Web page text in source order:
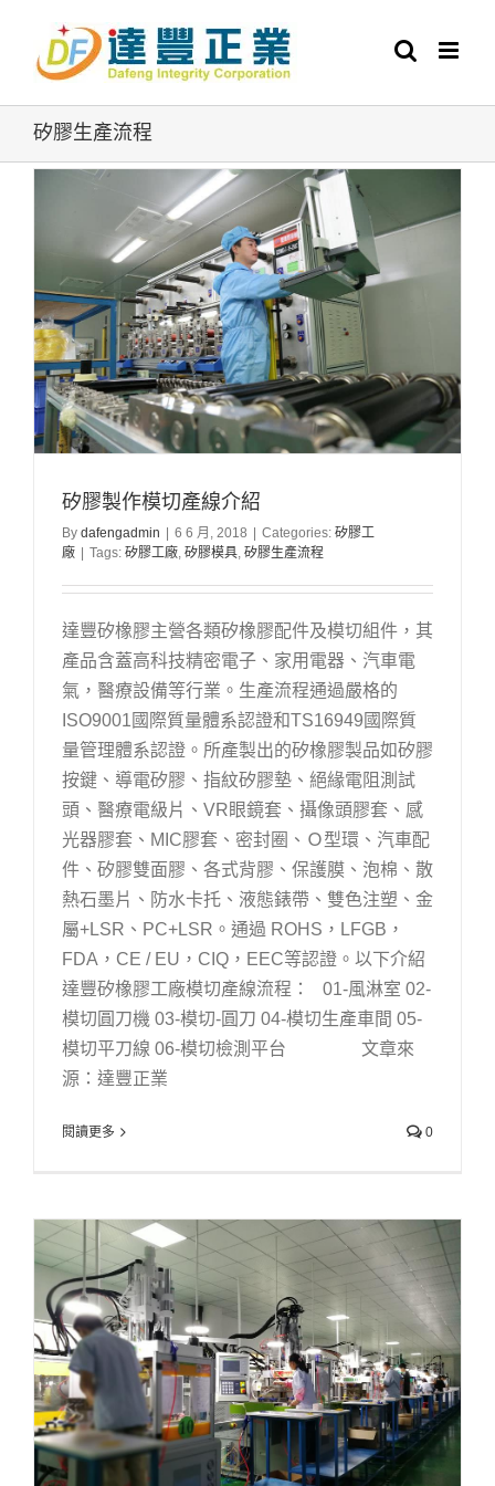
content
矽膠生產流程
矽膠製作模切產線介紹
By dafengadmin | 6 6 月, 2018 | Categories: 矽膠工
廠 | Tags: 矽膠工廠, 矽膠模具, 矽膠生產流程
達豐矽橡膠主營各類矽橡膠配件及模切組件，其
產品含蓋高科技精密電子、家用電器、汽車電
氣，醫療設備等行業。生產流程通過嚴格的
ISO9001國際質量體系認證和TS16949國際質
量管理體系認證。所產製出的矽橡膠製品如矽膠
按鍵、導電矽膠、指紋矽膠墊、絕緣電阻測試
頭、醫療電級片、VR眼鏡套、攝像頭膠套、感
光器膠套、MIC膠套、密封圈、Ｏ型環、汽車配
件、矽膠雙面膠、各式背膠、保護膜、泡棉、散
熱石墨片、防水卡托、液態錶帶、雙色注塑、金
屬+LSR、PC+LSR。通過 ROHS，LFGB，
FDA，CE / EU，CIQ，EEC等認證。以下介紹
達豐矽橡膠工廠模切產線流程： 01-風淋室 02-
模切圓刀機 03-模切-圓刀 04-模切生產車間 05-
模切平刀線 06-模切檢測平台 文章來
源：達豐正業
閱讀更多 0